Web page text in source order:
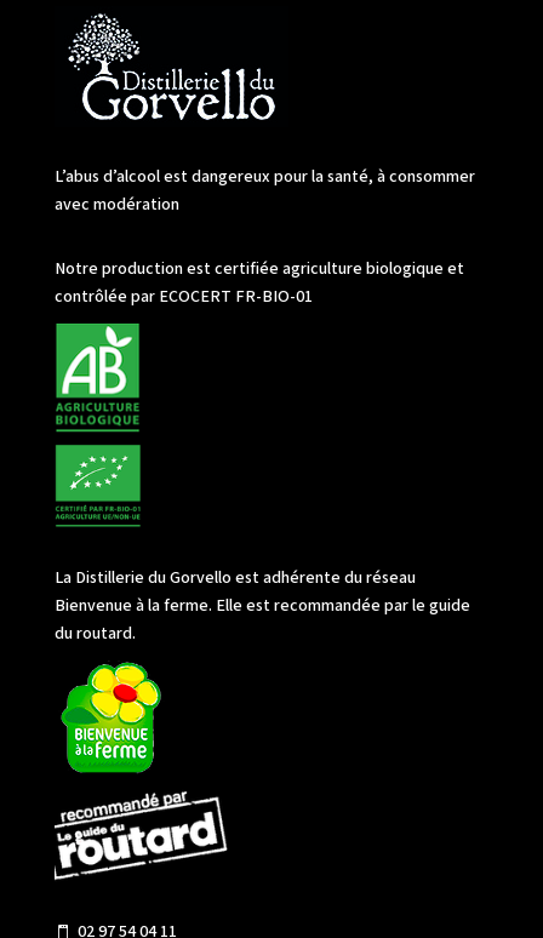
L’abus d’alcool est dangereux pour la santé, à consommer
avec modération
Notre production est certifiée agriculture biologique et
contrôlée par ECOCERT FR-BIO-01
La Distillerie du Gorvello est adhérente du réseau
Bienvenue à la ferme. Elle est recommandée par le guide
du routard.
 02 97 54 04 11